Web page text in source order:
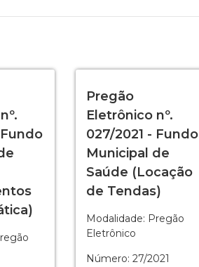
Pregão
Eletrônico nº.
027/2021 - Fundo
Municipal de
Saúde (Locação
de Tendas)
Modalidade: Pregão
Eletrônico
Número: 27/2021